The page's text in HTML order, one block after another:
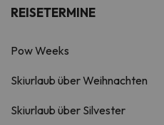
REISETERMINE
Pow Weeks
Skiurlaub über Weihnachten
Skiurlaub über Silvester